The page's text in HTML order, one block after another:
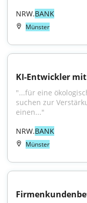
NRW.BANK
Münster
KI-Entwickler
"...für eine
suchen zur
einen..."
NRW.BANK
Münster